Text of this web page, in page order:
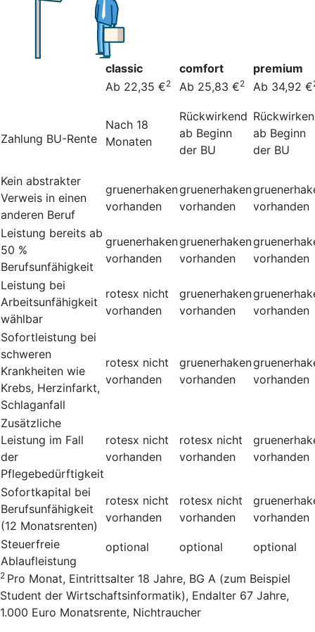
classic comfort
premium
Ab 22,35 €2 Ab 25,83 €2 Ab 34,92 €
Zahlung BU-Rente
Nach 18
Monaten
Rückwirkend
ab Beginn
der BU
ab Beginn
der BU
Kein abstrakter
Verweis in einen
anderen Beruf
gruenerhaken
vorhanden
gruenerhaken
vorhanden
vorhanden
Leistung bereits ab
50 %
Berufsunfähigkeit
gruenerhaken
vorhanden
gruenerhaken
vorhanden
vorhanden
Leistung bei
Arbeitsunfähigkeit
wählbar
rotesx nicht
vorhanden
gruenerhaken
vorhanden
vorhanden
Sofortleistung bei
schweren
Krankheiten wie
Krebs, Herzinfarkt,
Schlaganfall
rotesx nicht
vorhanden
gruenerhaken
vorhanden
vorhanden
Zusätzliche
Leistung im Fall
der
Pflegebedürftigkeit
rotesx nicht
vorhanden
rotesx nicht
vorhanden
vorhanden
Sofortkapital bei
Berufsunfähigkeit
(12 Monatsrenten)
rotesx nicht
vorhanden
rotesx nicht
vorhanden
vorhanden
Steuerfreie
Ablaufleistung
optional optional optional
2 Pro Monat, Eintrittsalter 18 Jahre, BG A (zum Beispiel
Student der Wirtschaftsinformatik), Endalter 67 Jahre,
1.000 Euro Monatsrente, Nichtraucher